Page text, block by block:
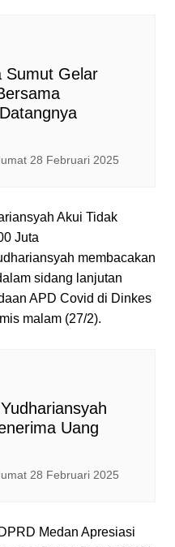
Sumut Gelar
28 Februari 2025
membacakan
sidang lanjutan
APD Covid di Dinkes
malam (27/2).
Uang
28 Februari 2025